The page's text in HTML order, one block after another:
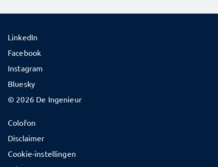
© 2026 De Ingenieur
Colofon
Disclaimer
Cookie-instellingen
LinkedIn
Facebook
Instagram
Bluesky